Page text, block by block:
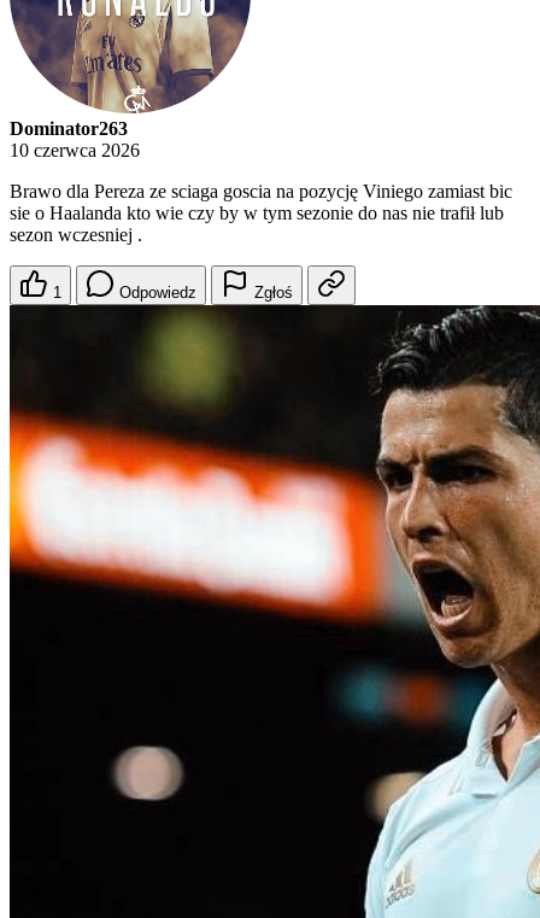
Dominator263
10 czerwca 2026
Brawo dla Pereza ze sciaga goscia na pozycję Viniego zamiast bic
sie o Haalanda kto wie czy by w tym sezonie do nas nie trafił lub
sezon wczesniej .
1 Odpowiedz Zgłoś